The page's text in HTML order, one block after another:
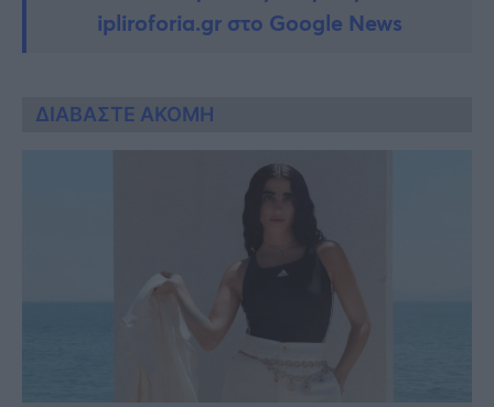
ipliroforia.gr στο Google News
ΔΙΑΒΑΣΤΕ ΑΚΟΜΗ